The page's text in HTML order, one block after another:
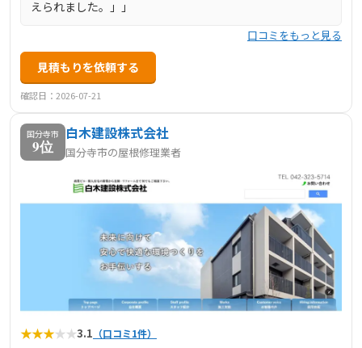
えられました。」」
口コミをもっと見る
見積もりを依頼する
確認日：2026-07-21
国分寺市
9位
白木建設株式会社
国分寺市の屋根修理業者
★★★★★3.1 （口コミ1件）